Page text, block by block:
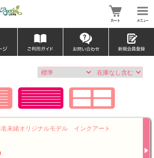
名未緒オリジナルモデル インクアート